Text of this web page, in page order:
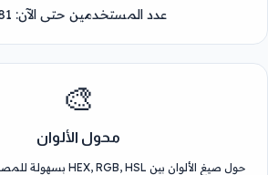
عدد المستخدمين حتى الآن: 381
🎨
محول الألوان
حول صيغ الألوان بين HEX, RGB, HSL بسهولة للمصممين والمطورين.